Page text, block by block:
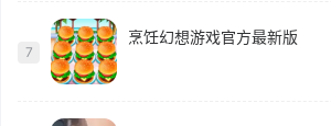
7
烹饪幻想游戏官方最新版